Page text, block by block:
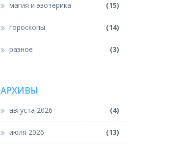
магия и эзотерика (15)
гороскопы (14)
разное (3)
АРХИВЫ
августа 2026 (4)
июля 2026 (13)